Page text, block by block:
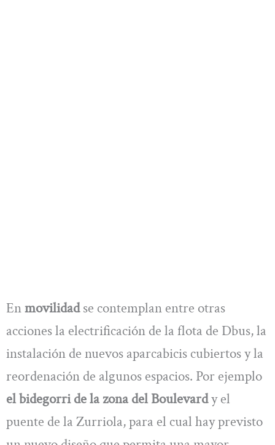
Enmovilidadse contemplan entre otras
acciones la electrificación de la flota de Dbus, la
instalación de nuevos aparcabicis cubiertos y la
reordenación de algunos espacios. Por ejemplo
el bidegorri de la zona del Boulevardy el
puente de la Zurriola, para el cual hay previsto